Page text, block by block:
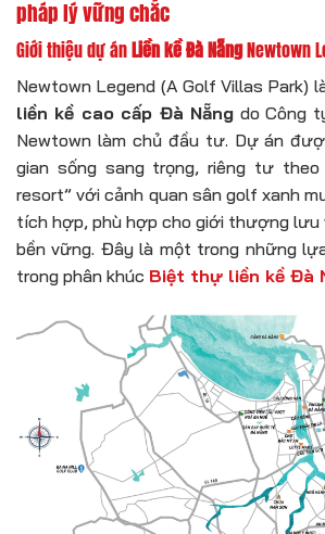
pháp lý vững chắc
Giới thiệu dự ánLiền kề Đà NẵngNewtown
Newtown Legend (A Golf Villas Park)
liền kề cao cấp Đà Nẵng do Công
Newtown làm chủ đầu tư. Dự án
gian sống sang trọng, riêng tư theo
resort” với cảnh quan sân golf xanh
tích hợp, phù hợp cho giới thượng
bền vững. Đây là một trong những
trong phân khúc Biệt thự liền kề Đà